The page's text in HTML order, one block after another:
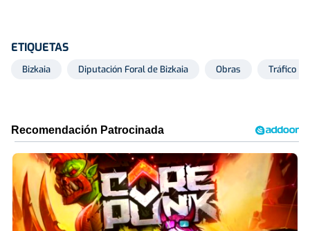
ETIQUETAS
Bizkaia Diputación Foral de Bizkaia Obras Tráfico